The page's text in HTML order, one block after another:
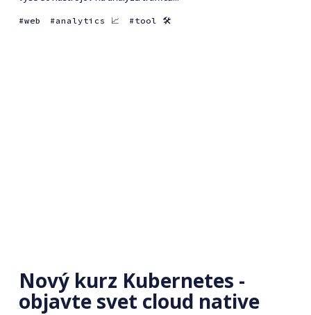
web analytics 📈 tool 🛠
Nový kurz Kubernetes -
objavte svet cloud native